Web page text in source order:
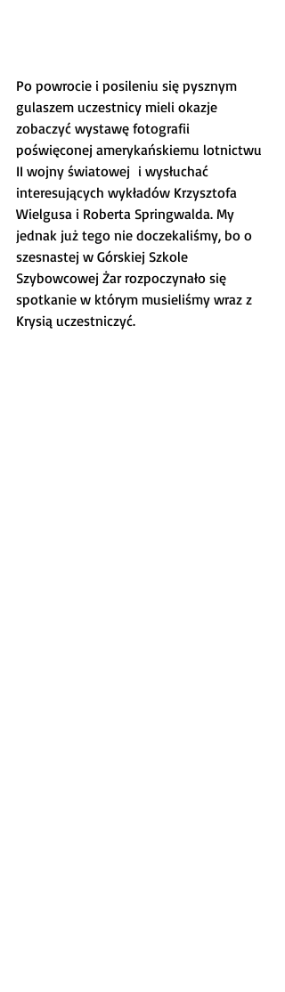
Po powrocie i posileniu się pysznym
gulaszem uczestnicy mieli okazje
zobaczyć wystawę fotografii
poświęconej amerykańskiemu lotnictwu
II wojny światowej  i wysłuchać
interesujących wykładów Krzysztofa
Wielgusa i Roberta Springwalda. My
jednak już tego nie doczekaliśmy, bo o
szesnastej w Górskiej Szkole
Szybowcowej Żar rozpoczynało się
spotkanie w którym musieliśmy wraz z
Krysią uczestniczyć.